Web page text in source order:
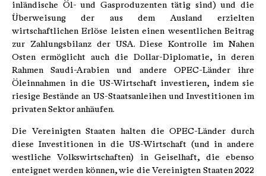
inländische Öl- und Gasproduzenten tätig sind) und die
Überweisung der aus dem Ausland erzielten
wirtschaftlichen Erlöse leisten einen wesentlichen Beitrag
zur Zahlungsbilanz der USA. Diese Kontrolle im Nahen
Osten ermöglicht auch die Dollar-Diplomatie, in deren
Rahmen Saudi-Arabien und andere OPEC-Länder ihre
Öleinnahmen in die US-Wirtschaft investieren, indem sie
riesige Bestände an US-Staatsanleihen und Investitionen im
privaten Sektor anhäufen.
Die Vereinigten Staaten halten die OPEC-Länder durch
diese Investitionen in die US-Wirtschaft (und in andere
westliche Volkswirtschaften) in Geiselhaft, die ebenso
enteignet werden können, wie die Vereinigten Staaten 2022